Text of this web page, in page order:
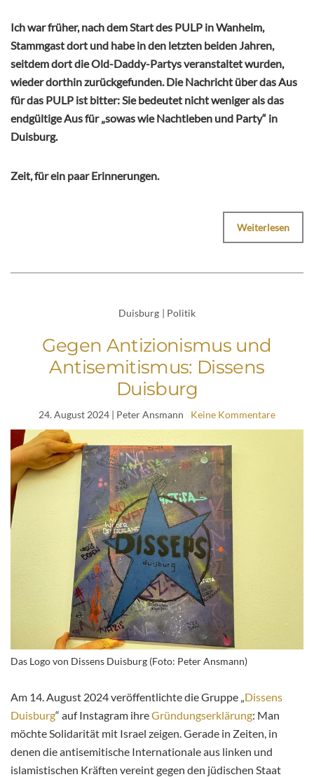
Ich war früher, nach dem Start des PULP in Wanheim,
Stammgast dort und habe in den letzten beiden Jahren,
seitdem dort die Old-Daddy-Partys veranstaltet wurden,
wieder dorthin zurückgefunden. Die Nachricht über das Aus
für das PULP ist bitter: Sie bedeutet nicht weniger als das
endgültige Aus für „sowas wie Nachtleben und Party“ in
Duisburg.
Zeit, für ein paar Erinnerungen.
Weiterlesen
Duisburg | Politik
Gegen Antizionismus und
Antisemitismus: Dissens
Duisburg
24. August 2024 | Peter Ansmann Keine Kommentare
Das Logo von Dissens Duisburg (Foto: Peter Ansmann)
Am 14. August 2024 veröffentlichte die Gruppe „Dissens
Duisburg“ auf Instagram ihreGründungserklärung: Man
möchte Solidarität mit Israel zeigen. Gerade in Zeiten, in
denen die antisemitische Internationale aus linken und
islamistischen Kräften vereint gegen den jüdischen Staat